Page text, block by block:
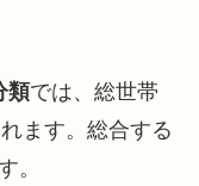
類では、総世帯
ます。総合する
。